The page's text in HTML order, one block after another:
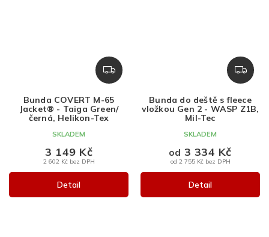
Z
D
R
Bunda COVERT M-65
Jacket® - Taiga Green/
černá, Helikon-Tex
SKLADEM
2 602 Kč bez DPH
3 149 Kč
Detail
Z
D
R
Bunda do deště s fleece
vložkou Gen 2 - WASP Z1B,
Mil-Tec
SKLADEM
od 2 755 Kč bez DPH
od 3 334 Kč
Detail